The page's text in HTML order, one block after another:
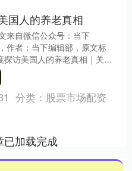
国人的养老真相
来自微信公众号：当下
作者：当下编辑部，原文标
探访美国人的养老真相｜关于
养老、金钱和正在错位的时
....
分类： 股票市场配资
已加载完成